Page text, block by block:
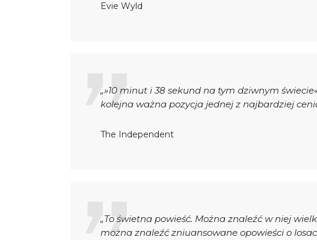
Evie Wyld
„»10 minut i 38 sekund na tym dziwnym
kolejna ważna pozycja jednej z najbardziej
The Independent
„To świetna powieść. Można znaleźć w niej
można znaleźć zniuansowane opowieści o